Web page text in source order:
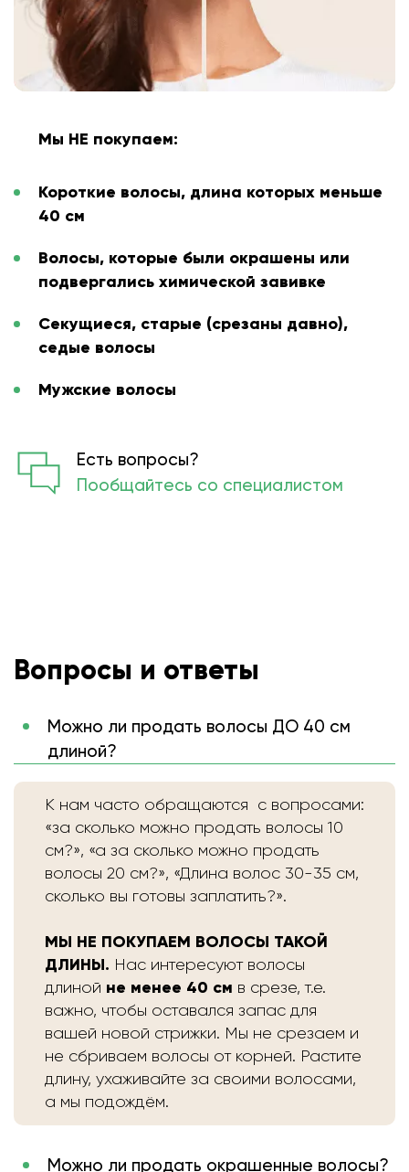
Мы НЕ покупаем:
Короткие волосы, длина которых меньше
40 см
Волосы, которые были окрашены или
подвергались химической завивке
Секущиеся, старые (срезаны давно),
седые волосы
Мужские волосы
Есть вопросы?
Пообщайтесь со специалистом
Вопросы и ответы
Можно ли продать волосы ДО 40 см
длиной?
К нам часто обращаются с вопросами:
«за сколько можно продать волосы 10
см?», «а за сколько можно продать
волосы 20 см?», «Длина волос 30-35 см,
сколько вы готовы заплатить?».
МЫ НЕ ПОКУПАЕМ ВОЛОСЫ ТАКОЙ
ДЛИНЫ. Нас интересуют волосы
длиной не менее 40 см в срезе, т.е.
важно, чтобы оставался запас для
вашей новой стрижки. Мы не срезаем и
не сбриваем волосы от корней. Растите
длину, ухаживайте за своими волосами,
а мы подождём.
Можно ли продать окрашенные волосы?